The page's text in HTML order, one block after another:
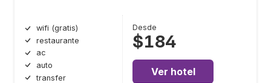
wifi (gratis)
restaurante
ac
auto
transfer
Desde
$184
Ver hotel